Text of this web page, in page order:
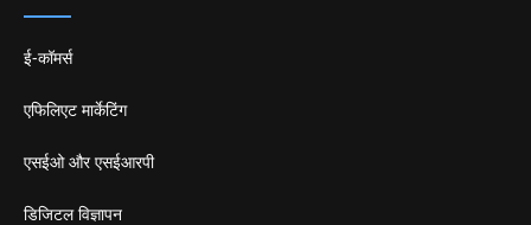
ई-कॉमर्स
एफिलिएट मार्केटिंग
एसईओ और एसईआरपी
डिजिटल विज्ञापन